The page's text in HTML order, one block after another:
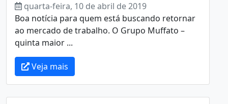
quarta-feira, 10 de abril de 2019
Boa notícia para quem está buscando retornar
ao mercado de trabalho. O Grupo Muffato –
quinta maior ...
Veja mais